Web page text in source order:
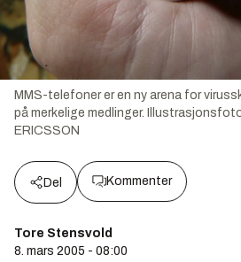
MMS-telefoner er en ny arena for
på merkelige medlinger.
ERICSSON
Del Kommenter
Tore Stensvold
8. mars 2005 - 08:00